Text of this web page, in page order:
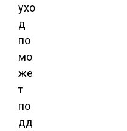
ухо
д
по
мо
же
т
по
дд